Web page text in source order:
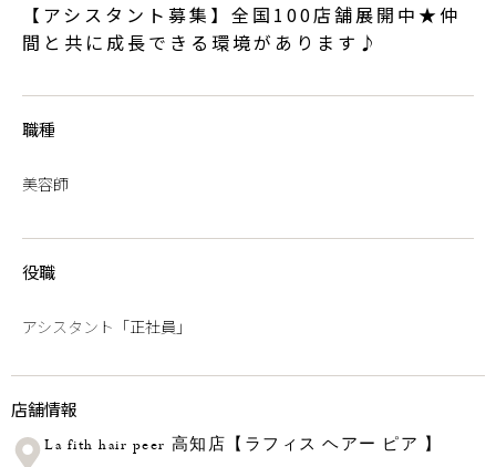
【アシスタント募集】全国100店舗展開中★仲
間と共に成長できる環境があります♪
職種
美容師
役職
アシスタント「正社員」
店舗情報
La fith hair peer 高知店【ラフィス ヘアー ピア―】